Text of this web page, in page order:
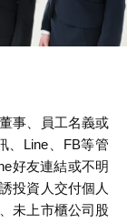
事、員工名義或
、Line、FB等管
好友連結或不明
投資人交付個人
未上市櫃公司股